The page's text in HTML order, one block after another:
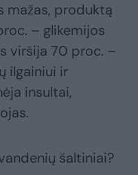
mažas, produktą
– glikemijos
viršija 70 proc. –
ilgainiui ir
insultai,
šaltiniai?